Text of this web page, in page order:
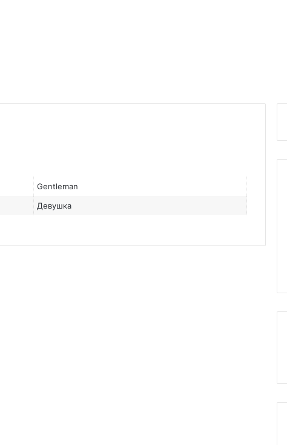
Gentleman
Девушка